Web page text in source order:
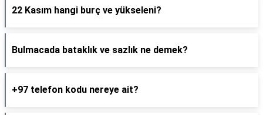
22 Kasım hangi burç ve yükseleni?
Bulmacada bataklık ve sazlık ne demek?
+97 telefon kodu nereye ait?